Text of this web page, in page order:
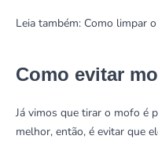
Leia também: Como limpar
Como evitar
Já vimos que tirar o mofo é
melhor, então, é evitar que